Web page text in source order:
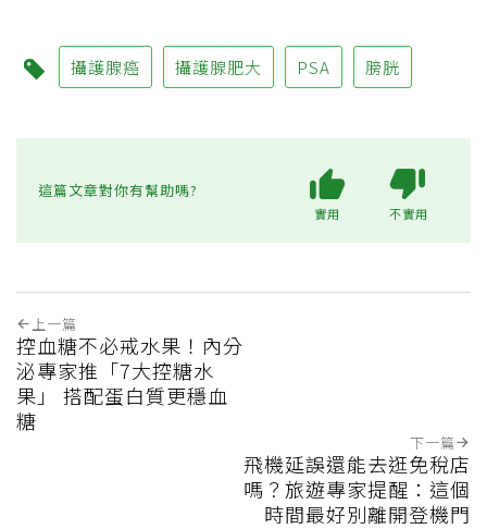
攝護腺癌 攝護腺肥大 PSA 膀胱
這篇文章對你有幫助嗎?
實用 不實用
上一篇
控血糖不必戒水果！內分
泌專家推「7大控糖水
果」 搭配蛋白質更穩血
糖
下一篇
飛機延誤還能去逛免稅店
嗎？旅遊專家提醒：這個
時間最好別離開登機門